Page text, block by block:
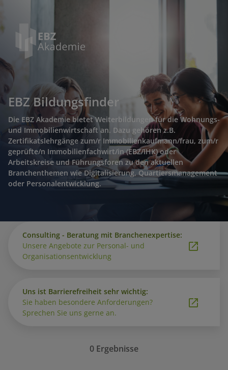
EBZ Bildungsfinder
Die EBZ Akademie bietet Weiterbildungen für die Wohnungs-
und Immobilienwirtschaft an. Dazu gehören z.B.
Zertifikatslehrgänge zum/r Immobilienkaufmann/frau, zum/r
geprüfte/n Immobilienfachwirt/in (EBZ/IHK) oder
Arbeitskreise und Führungsforen zu den aktuellen
Branchenthemen wie Digitalisierung, Quartiersmanagement
oder Personalentwicklung.
Consulting - Beratung mit Branchenexpertise:
Unsere Angebote zur Personal- und
Organisationsentwicklung
Uns ist Barrierefreiheit sehr wichtig:
Sie haben besondere Anforderungen?
Sprechen Sie uns gerne an.
0 Ergebnisse